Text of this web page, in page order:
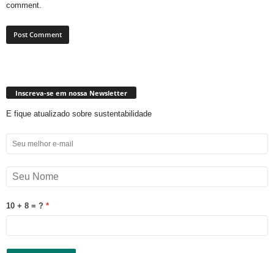
comment.
Inscreva-se em nossa Newsletter
E fique atualizado sobre sustentabilidade
10 + 8 = ?